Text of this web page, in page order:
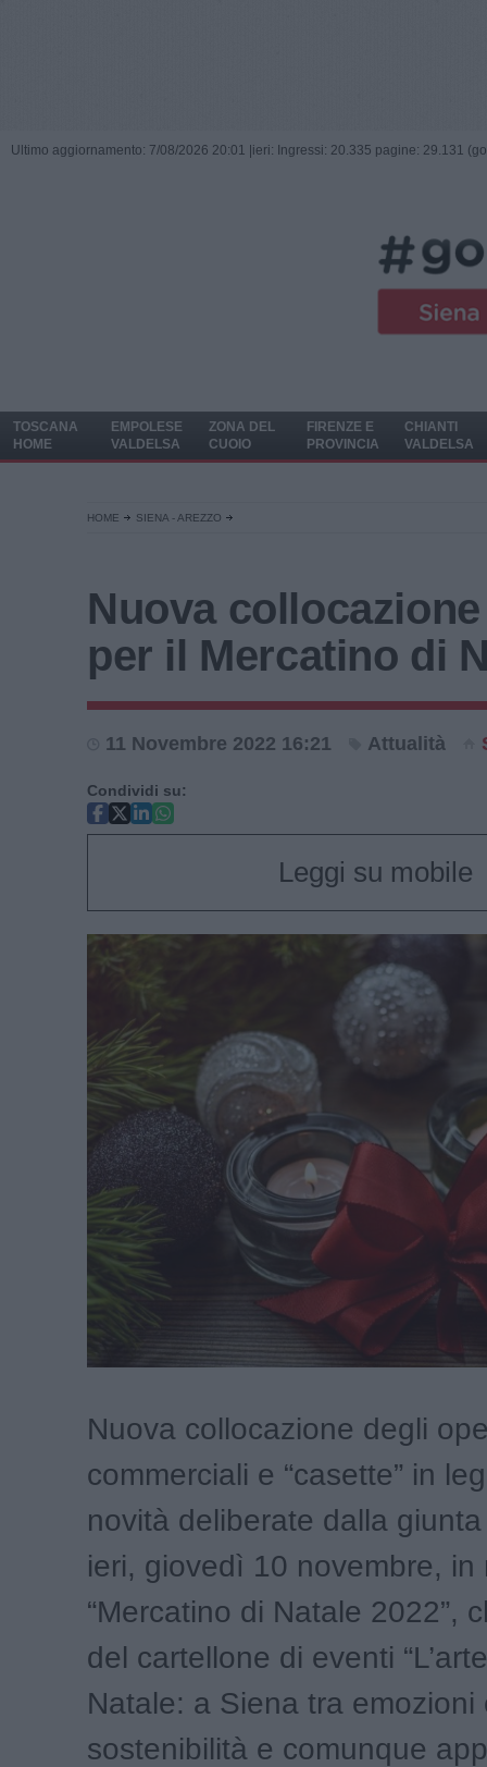
Ultimo aggiornamento: 7/08/2026 20:01 | ieri: Ingressi: 20.335 pagine: 29.131
TOSCANA
HOME
EMPOLESE
VALDELSA
ZONA DEL
CUOIO
FIRENZE E
PROVINCIA
CHIANTI
VALDELSA
HOME SIENA - AREZZO
Nuova
per il Mercatino di
11 Novembre 2022 16:21 Attualità
Condividi su:
Leggi su mobile
Nuova collocazione degli
commerciali e “casette” in
novità deliberate dalla
ieri, giovedì 10 novembre, in
“Mercatino di Natale 2022”,
del cartellone di eventi
Natale: a Siena tra emozioni
sostenibilità e comunque